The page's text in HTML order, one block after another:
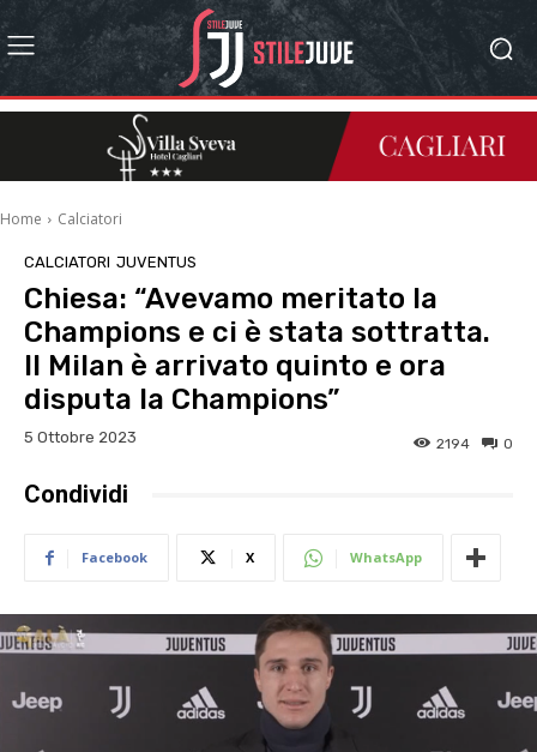
Home Calciatori
CALCIATORI JUVENTUS
Chiesa: “Avevamo meritato la
Champions e ci è stata sottratta.
Il Milan è arrivato quinto e ora
disputa la Champions”
5 Ottobre 2023 0
2194
Condividi
Facebook X WhatsApp